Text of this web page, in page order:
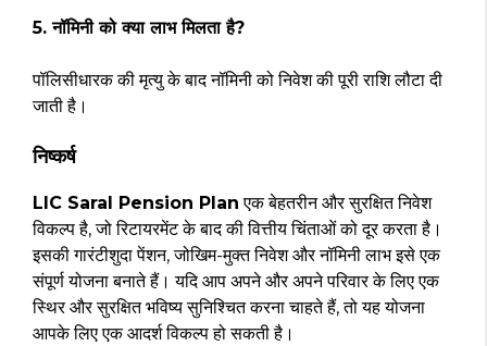
5. नॉमिनी को क्या लाभ मिलता है?
पॉलिसीधारक की मृत्यु के बाद नॉमिनी को निवेश की पूरी राशि लौटा दी
जाती है।
निष्कर्ष
LIC Saral Pension Plan एक बेहतरीन और सुरक्षित निवेश
विकल्प है, जो रिटायरमेंट के बाद की वित्तीय चिंताओं को दूर करता है।
इसकी गारंटीशुदा पेंशन, जोखिम-मुक्त निवेश और नॉमिनी लाभ इसे एक
संपूर्ण योजना बनाते हैं। यदि आप अपने और अपने परिवार के लिए एक
स्थिर और सुरक्षित भविष्य सुनिश्चित करना चाहते हैं, तो यह योजना
आपके लिए एक आदर्श विकल्प हो सकती है।